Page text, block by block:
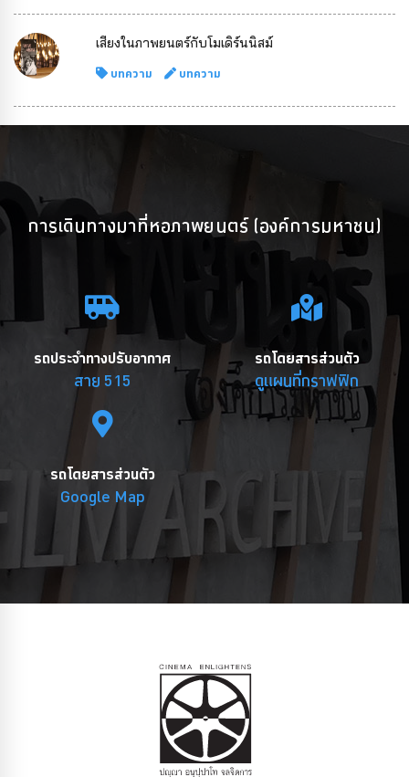
เสียงในภาพยนตร์กับโมเดิร์นนิสม์
บทความ บทความ
การเดินทางมาที่หอภาพยนตร์ (องค์การมหาชน)
รถประจำทางปรับอากาศ
สาย 515
รถโดยสารส่วนตัว
ดูแผนที่กราฟฟิก
รถโดยสารส่วนตัว
Google Map